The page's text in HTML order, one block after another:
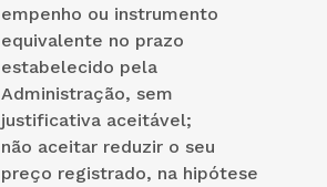
empenho ou instrumento
equivalente no prazo
estabelecido pela
Administração, sem
justificativa aceitável;
não aceitar reduzir o seu
preço registrado, na hipótese